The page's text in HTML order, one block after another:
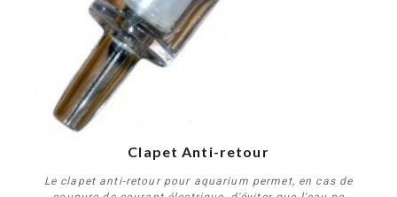
Clapet Anti-retour
Le clapet anti-retour pour aquarium permet, en cas de